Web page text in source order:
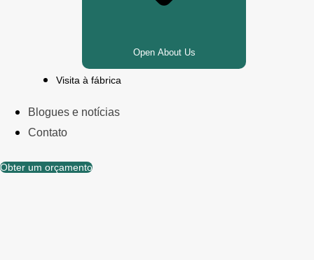
Open About Us
Visita à fábrica
Blogues e notícias
Contato
Obter um orçamento